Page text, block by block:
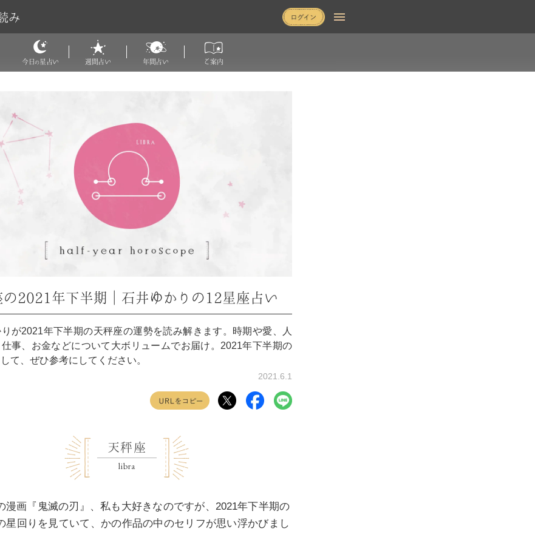
み
今日の 星占い 週間占い 年間占い ご案内
の2021年下半期｜石井ゆかりの12星座占い
が2021年下半期の天秤座の運勢を読み解きます。時期や愛、人
仕事、お金などについて大ボリュームでお届け。2021年下半期の
て、ぜひ参考にしてください。
2021.6.1
天秤座
libra
漫画『鬼滅の刃』、私も大好きなのですが、2021年下半期の
星回りを見ていて、かの作品の中のセリフが思い浮かびまし